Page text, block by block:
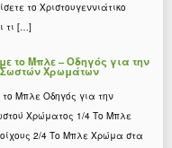
το Χριστουγεννιάτικο
τι […]
το Μπλε – Οδηγός για την
Χρωμάτων
Μπλε Οδηγός για την
Χρώματος 1/4 Το Μπλε
2/4 Το Μπλε Χρώμα στα